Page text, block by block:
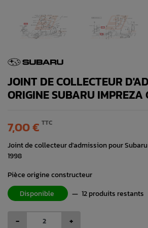
JOINT DE COLLECTEUR
ORIGINE SUBARU
7,00 € TTC
Joint de collecteur d'admission pour Subaru
1998
Pièce origine constructeur
Disponible
— 12 produits restants
- +